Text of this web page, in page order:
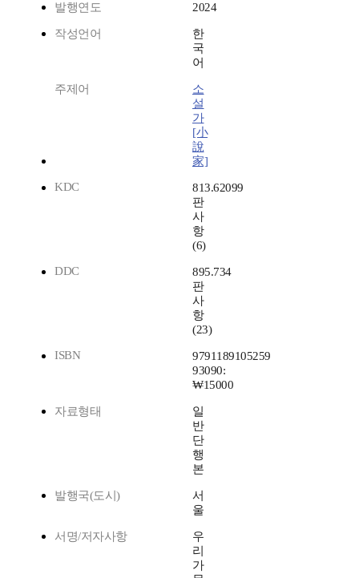
발행연도 2024
작성언어
한
국
어
주제어
소
설
가
[小
說
家]
KDC
813.62099
판
사
항
(6)
DDC
895.734
판
사
항
(23)
ISBN
9791189105259
93090:
₩15000
자료형태
일
반
단
행
본
발행국(도시)
서
울
서명/저자사항
우
리
가